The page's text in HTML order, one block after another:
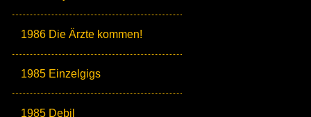
1986 Die Ärzte kommen!
1985 Einzelgigs
1985 Debil